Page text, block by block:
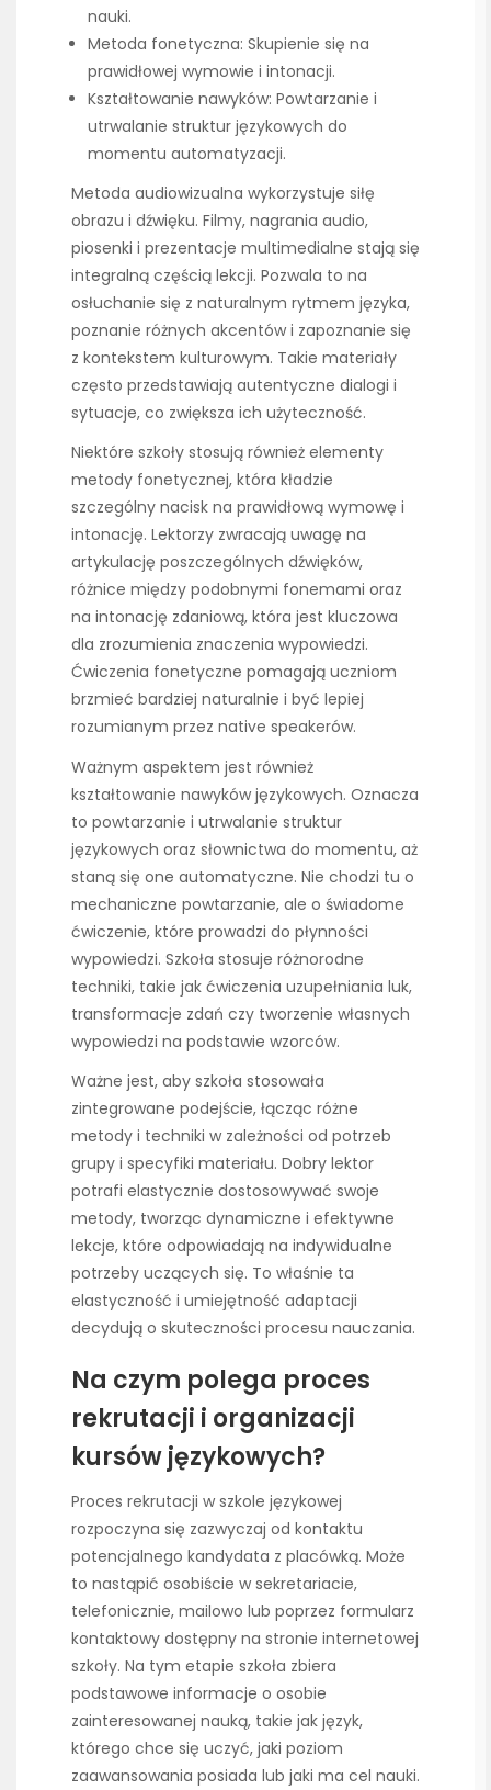
nauki.
Metoda fonetyczna: Skupienie się na
prawidłowej wymowie i intonacji.
Kształtowanie nawyków: Powtarzanie i
utrwalanie struktur językowych do
momentu automatyzacji.
Metoda audiowizualna wykorzystuje siłę
obrazu i dźwięku. Filmy, nagrania audio,
piosenki i prezentacje multimedialne stają się
integralną częścią lekcji. Pozwala to na
osłuchanie się z naturalnym rytmem języka,
poznanie różnych akcentów i zapoznanie się
z kontekstem kulturowym. Takie materiały
często przedstawiają autentyczne dialogi i
sytuacje, co zwiększa ich użyteczność.
Niektóre szkoły stosują również elementy
metody fonetycznej, która kładzie
szczególny nacisk na prawidłową wymowę i
intonację. Lektorzy zwracają uwagę na
artykulację poszczególnych dźwięków,
różnice między podobnymi fonemami oraz
na intonację zdaniową, która jest kluczowa
dla zrozumienia znaczenia wypowiedzi.
Ćwiczenia fonetyczne pomagają uczniom
brzmieć bardziej naturalnie i być lepiej
rozumianym przez native speakerów.
Ważnym aspektem jest również
kształtowanie nawyków językowych. Oznacza
to powtarzanie i utrwalanie struktur
językowych oraz słownictwa do momentu, aż
staną się one automatyczne. Nie chodzi tu o
mechaniczne powtarzanie, ale o świadome
ćwiczenie, które prowadzi do płynności
wypowiedzi. Szkoła stosuje różnorodne
techniki, takie jak ćwiczenia uzupełniania luk,
transformacje zdań czy tworzenie własnych
wypowiedzi na podstawie wzorców.
Ważne jest, aby szkoła stosowała
zintegrowane podejście, łącząc różne
metody i techniki w zależności od potrzeb
grupy i specyfiki materiału. Dobry lektor
potrafi elastycznie dostosowywać swoje
metody, tworząc dynamiczne i efektywne
lekcje, które odpowiadają na indywidualne
potrzeby uczących się. To właśnie ta
elastyczność i umiejętność adaptacji
decydują o skuteczności procesu nauczania.
Na czym polega proces
rekrutacji i organizacji
kursów językowych?
Proces rekrutacji w szkole językowej
rozpoczyna się zazwyczaj od kontaktu
potencjalnego kandydata z placówką. Może
to nastąpić osobiście w sekretariacie,
telefonicznie, mailowo lub poprzez formularz
kontaktowy dostępny na stronie internetowej
szkoły. Na tym etapie szkoła zbiera
podstawowe informacje o osobie
zainteresowanej nauką, takie jak język,
którego chce się uczyć, jaki poziom
zaawansowania posiada lub jaki ma cel nauki.